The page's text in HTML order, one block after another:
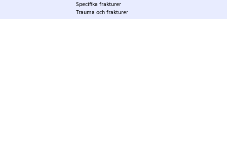
Specifika frakturer
Trauma och frakturer